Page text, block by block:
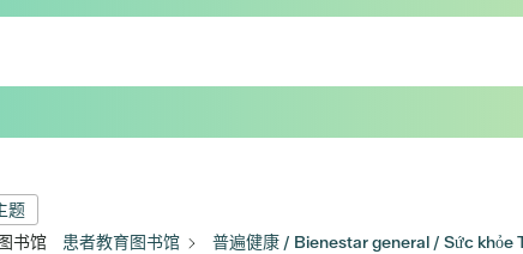
题
书馆
患者教育图书馆 普遍健康 / Bienestar general / Sức khỏe